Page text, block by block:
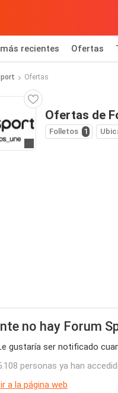
recientes Ofertas
Ofertas
Ofertas de
Folletos 1
no hay Forum
gustaría ser notificado
personas ya han
a la página web